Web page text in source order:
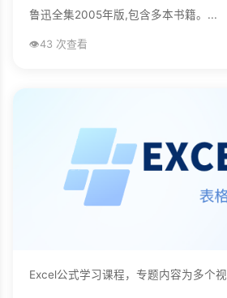
鲁迅全集2005年版,包含多本书籍。...
👁️43 次查看